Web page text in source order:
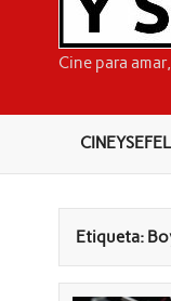
Cine para
Etiqueta: